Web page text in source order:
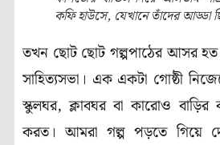
কফি হাউসে, যেখানে তাঁদের আড্ডা
তখন ছোট ছোট গল্পপাঠের আসর হত
সাহিত্যসভা। এক একটা গোষ্ঠী
স্কুলঘর, ক্লাবঘর বা কারোও
করত। আমরা গল্প পড়তে গিয়ে